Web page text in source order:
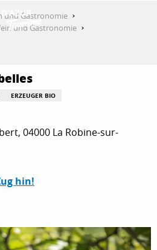
und Gastronomie
und Gastronomie
ERZEUGER BIO
04000 La Robine-sur-
hin!